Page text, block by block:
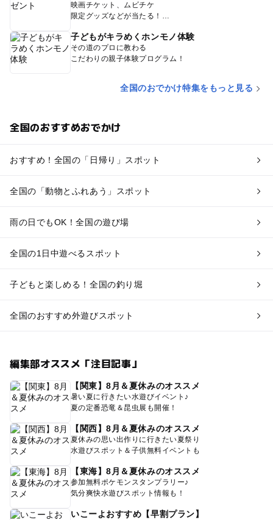
映画チケット、ムビチケ
限定グッズなどが当たる！
子どもがキラめくホンモノ体験
その道のプロに教わる
こだわりの親子体験プログラム！
全国のおでかけ特集をもっと見る
全国のおすすめおでかけ
おすすめ！全国の「日帰り」スポット
全国の「動物とふれあう」スポット
雨の日でもOK！全国の遊び場
全国の1日中遊べるスポット
子どもと楽しめる！全国の釣り堀
全国のおすすめ外遊びスポット
編集部オススメ「注目記事」
【関東】8月＆夏休みのオススメ
暑い夏に行きたい水遊びイベント♪
夏の定番恐竜＆昆虫展も開催！
【関西】8月＆夏休みのオススメ
夏休みの思い出作りに行きたい夏祭り
水遊びスポット＆子供無料イベントも
【東海】8月＆夏休みのオススメ
参加無料ポケモンスタンプラリー♪
気分爽快水遊びスポット情報も！
いこーよおすすめ【早割プラン】